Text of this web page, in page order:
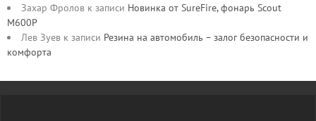
Захар Фролов к записи Новинка от SureFire, фонарь Scout
M600P
Лев Зуев к записи Резина на автомобиль – залог безопасности и
комфорта